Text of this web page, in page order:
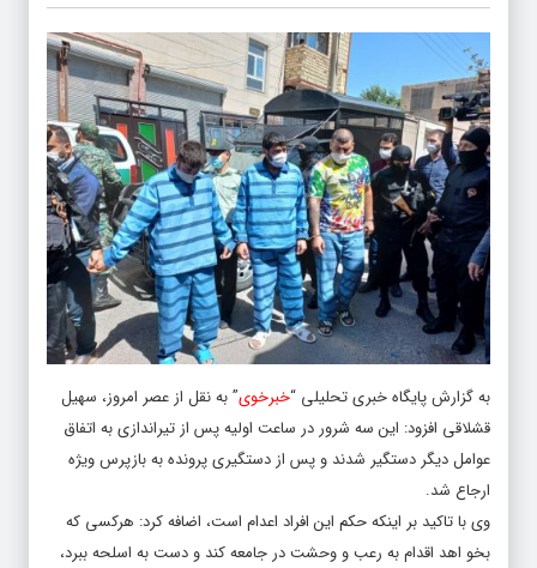
به گزارش پایگاه خبری تحلیلی “خبرخوی” به نقل از عصر امروز، سهیل
قشلاقی افزود: این سه شرور در ساعت اولیه پس از تیراندازی به اتفاق
عوامل دیگر دستگیر شدند و پس از دستگیری پرونده به بازپرس ویژه
ارجاع شد.
وی با تاکید بر اینکه حکم این افراد اعدام است، اضافه کرد: هرکسی که
بخو اهد اقدام به رعب و وحشت در جامعه کند و دست به اسلحه ببرد،